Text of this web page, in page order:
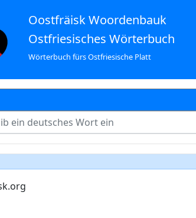
Oostfräisk Woordenbauk
Ostfriesisches Wörterbuch
Wörterbuch fürs Ostfriesische Platt